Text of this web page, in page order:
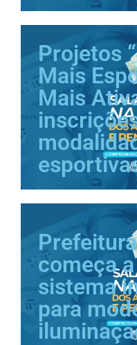
Projetos
Mais
Mais
começa
sistema
para